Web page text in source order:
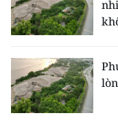
THẾ GIỚI
GIÁO DỤC